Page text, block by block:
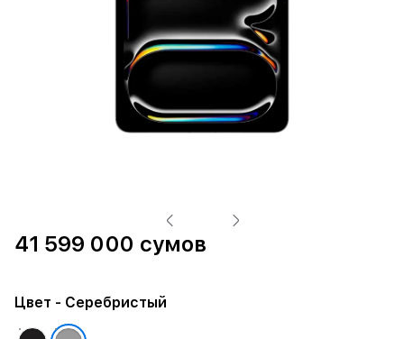
41 599 000 сумов
Цвет - Серебристый